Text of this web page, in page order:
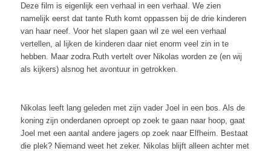
Deze film is eigenlijk een verhaal in een verhaal. We zien
namelijk eerst dat tante Ruth komt oppassen bij de drie kinderen
van haar neef. Voor het slapen gaan wil ze wel een verhaal
vertellen, al lijken de kinderen daar niet enorm veel zin in te
hebben. Maar zodra Ruth vertelt over Nikolas worden ze (en wij
als kijkers) alsnog het avontuur in getrokken.
Nikolas leeft lang geleden met zijn vader Joel in een bos. Als de
koning zijn onderdanen oproept op zoek te gaan naar hoop, gaat
Joel met een aantal andere jagers op zoek naar Elfheim. Bestaat
die plek? Niemand weet het zeker. Nikolas blijft alleen achter met